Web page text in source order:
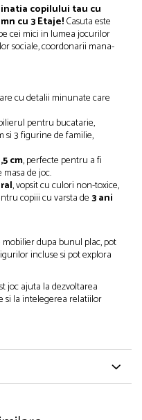
copilului tau cu
cu 3 Etaje!Casuta este
cei mici in lumea jocurilor
sociale, coordonarii mana-
cu detalii minunate care
pentru bucatarie,
si 3 figurine de familie,
cm, perfecte pentru a fi
de joc.
, vopsit cu culori non-toxice,
copiii cu varsta de3 ani
dupa bunul plac, pot
incluse si pot explora
joc ajuta la dezvoltarea
si la intelegerea relatiilor